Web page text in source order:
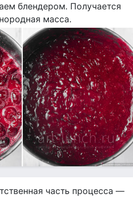
блендером. Получается
масса.
часть процесса —